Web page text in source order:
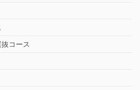
コース